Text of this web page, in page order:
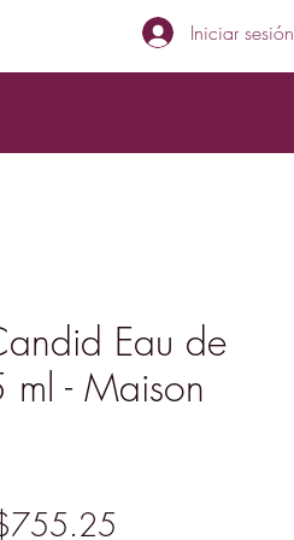
Iniciar sesión
Eau de
ml - Maison